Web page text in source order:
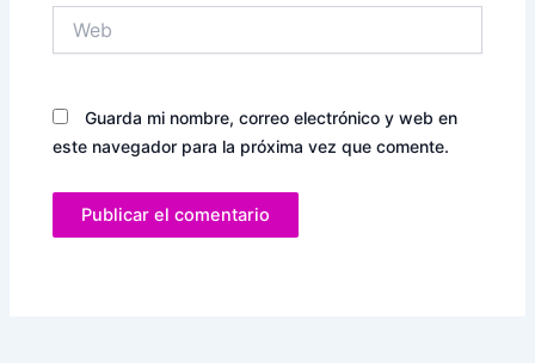
Guarda mi nombre, correo electrónico y web en
este navegador para la próxima vez que comente.